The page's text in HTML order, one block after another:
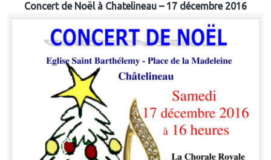
Concert de Noël à Chatelineau – 17 décembre 2016